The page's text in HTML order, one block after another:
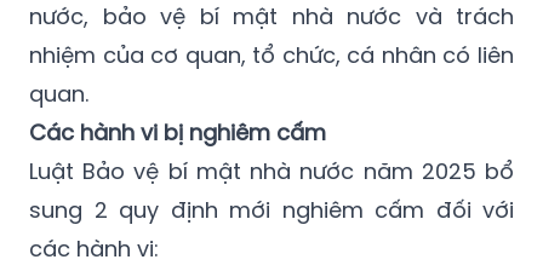
nước, bảo vệ bí mật nhà nước và trách
nhiệm của cơ quan, tổ chức, cá nhân có liên
quan.
Các hành vi bị nghiêm cấm
Luật Bảo vệ bí mật nhà nước năm 2025 bổ
sung 2 quy định mới nghiêm cấm đối với
các hành vi: